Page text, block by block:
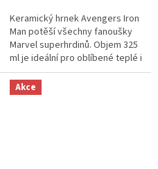
5
hvězdiček.
Keramický hrnek Avengers Iron
Man potěší všechny fanoušky
Marvel superhrdinů. Objem 325
ml je ideální pro oblíbené teplé i
studené nápoje.
Kvalitní keramické provedení.
Vhodný do myčky nádobí i
Akce